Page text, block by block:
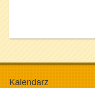
Kalendarz